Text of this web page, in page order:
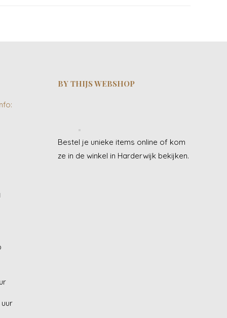
BY THIJS WEBSHOP
Bestel je unieke items online of kom
ze in de winkel in Harderwijk bekijken.